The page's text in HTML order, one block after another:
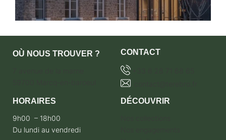
OÙ NOUS TROUVER ?
CONTACT
HORAIRES
9h00 – 18h00
Du lundi au vendredi
DÉCOUVRIR